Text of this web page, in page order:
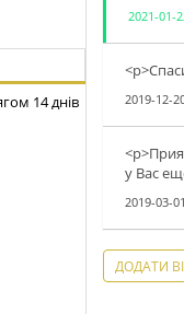
14 днів
2021-01-
2019-12-
у Вас
2019-03-01
ДОДАТИ